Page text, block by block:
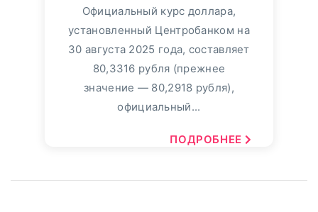
Официальный курс доллара,
установленный Центробанком на
30 августа 2025 года, составляет
80,3316 рубля (прежнее
значение — 80,2918 рубля),
официальный...
ПОДРОБНЕЕ